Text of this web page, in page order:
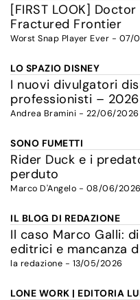
[FIRST LOOK]
Fractured Frontier
Worst Snap Player Ever - 07/
LO SPAZIO DISNEY
I nuovi divulgatori
professionisti –
Andrea Bramini - 22/06/2026
SONO FUMETTI
Rider Duck e i
perduto
Marco D'Angelo - 08/06/2026
IL BLOG DI REDAZIONE
Il caso Marco Galli:
editrici e mancanza
la redazione - 13/05/2026
LONE WORK | EDITORIA